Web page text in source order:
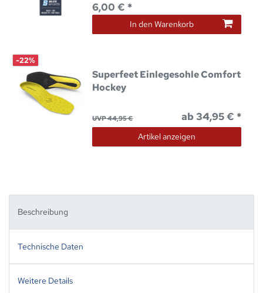
6,00 € *
In den Warenkorb
-22%
Superfeet Einlegesohle Comfort
Hockey
UVP 44,95 € ab 34,95 € *
Artikel anzeigen
Beschreibung
Technische Daten
Weitere Details